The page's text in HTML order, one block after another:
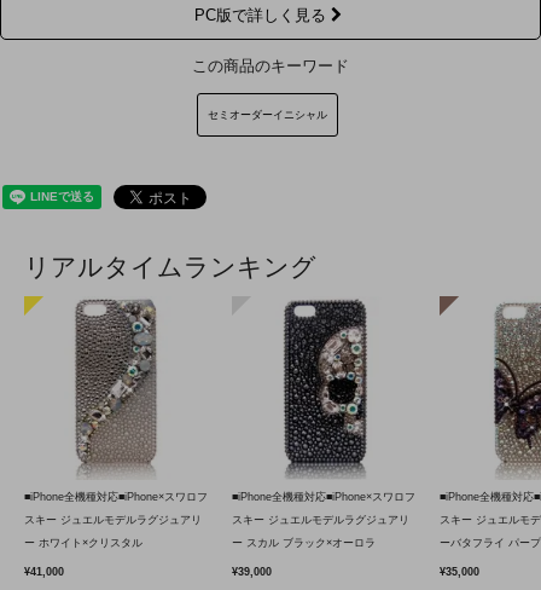
PC版で詳しく見る
この商品のキーワード
セミオーダーイニシャル
リアルタイムランキング
■iPhone全機種対応■iPhone×スワロフ
スキー ジュエルモデルラグジュアリ
ー ホワイト×クリスタル
¥41,000
■iPhone全機種対応■iPhone×スワロフ
スキー ジュエルモデルラグジュアリ
ー スカル ブラック×オーロラ
¥39,000
■iPhone全機種対応
スキー ジュエルモ
ーバタフライ パー
¥35,000